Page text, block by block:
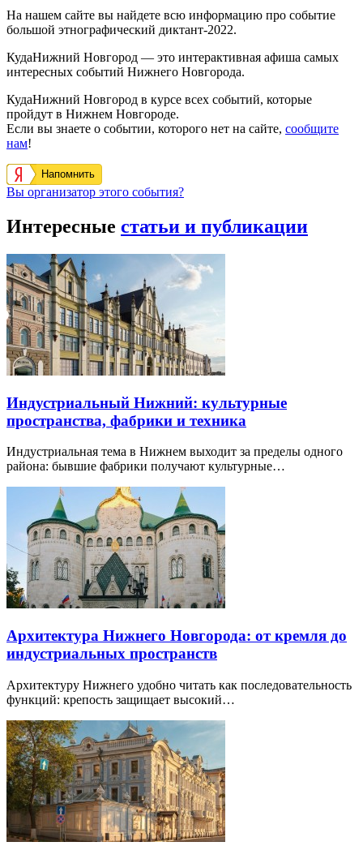
На нашем сайте вы найдете всю информацию про событие
большой этнографический диктант-2022.
КудаНижний Новгород — это интерактивная афиша самых
интересных событий Нижнего Новгорода.
КудаНижний Новгород в курсе всех событий, которые
пройдут в Нижнем Новгороде.
Если вы знаете о событии, которого нет на сайте, сообщите
нам!
Напомнить
Вы организатор этого события?
Интересные статьи и публикации
Индустриальный Нижний: культурные
пространства, фабрики и техника
Индустриальная тема в Нижнем выходит за пределы одного
района: бывшие фабрики получают культурные…
Архитектура Нижнего Новгорода: от кремля до
индустриальных пространств
Архитектуру Нижнего удобно читать как последовательность
функций: крепость защищает высокий…